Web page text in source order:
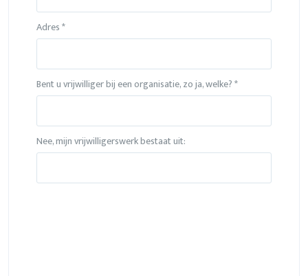
Adres *
Bent u vrijwilliger bij een organisatie, zo ja, welke? *
Nee, mijn vrijwilligerswerk bestaat uit: